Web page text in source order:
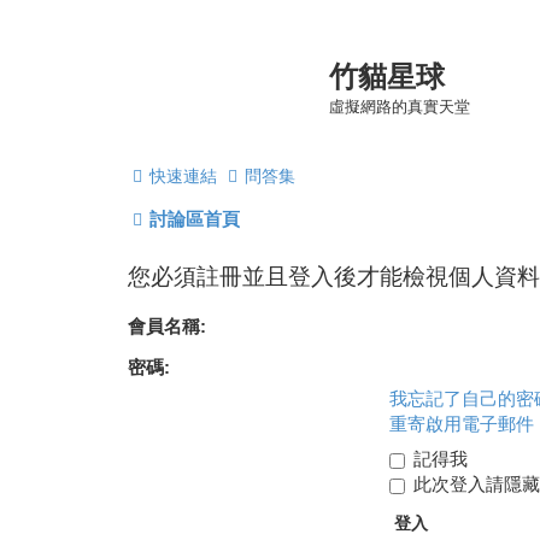
竹貓星球
虛擬網路的真實天堂
快速連結 問答集
討論區首頁
您必須註冊並且登入後才能檢視個人資料
會員名稱:
密碼:
我忘記了自己的密
重寄啟用電子郵件
記得我
此次登入請隱